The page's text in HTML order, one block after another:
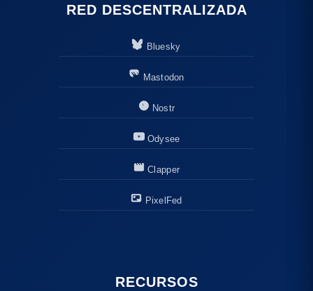
RED DESCENTRALIZADA
Bluesky
Mastodon
Nostr
Odysee
Clapper
PixelFed
RECURSOS